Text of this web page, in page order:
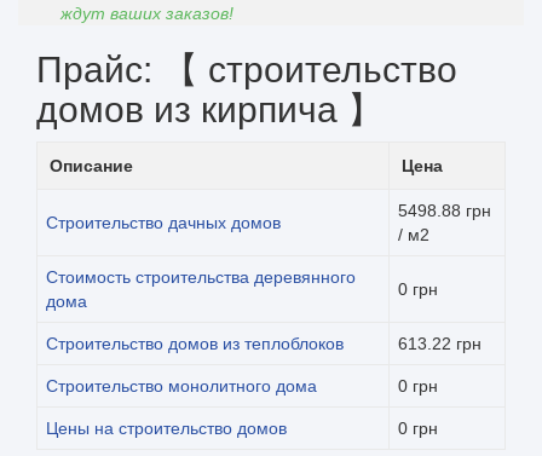
ждут ваших заказов!
Прайс: 【 строительство
домов из кирпича 】
Описание Цена
Строительство дачных домов
5498.88 грн
/ м2
Стоимость строительства деревянного
дома
0 грн
Строительство домов из теплоблоков 613.22 грн
Строительство монолитного дома 0 грн
Цены на строительство домов 0 грн